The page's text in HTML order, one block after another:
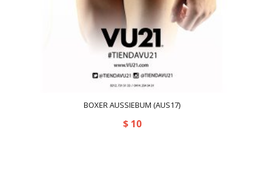
BOXER AUSSIEBUM (AUS17)
$10